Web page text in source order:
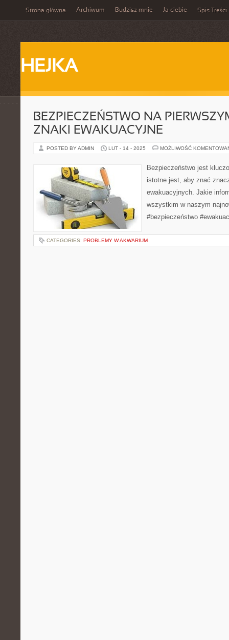
Strona główna Archiwum Budzisz mnie Ja ciebie Spis Treści
HEJKA
BEZPIECZEŃSTWO NA
ZNAKI EWAKUACYJNE
POSTED BY ADMIN LUT - 14 - 2025 MOŻLIWOŚĆ
Bezpieczeństwo jest
istotne jest, aby znać
ewakuacyjnych. Jakie
wszystkim w naszym
#bezpieczeństwo
CATEGORIES: PROBLEMY W AKWARIUM